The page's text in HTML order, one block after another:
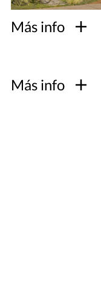
Más info
Más info